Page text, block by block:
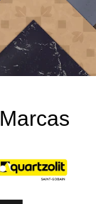
Marcas